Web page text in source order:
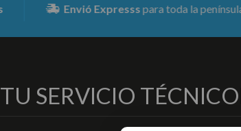
Envió Expressspara toda la península a
TU SERVICIO TÉCNICO